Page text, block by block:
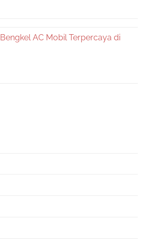
Bengkel AC Mobil Terpercaya di